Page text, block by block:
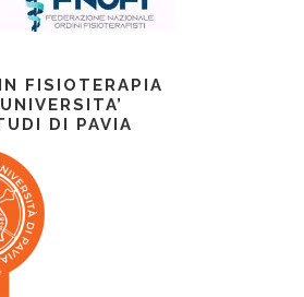
FISIOTERAPIA
DI PAVIA